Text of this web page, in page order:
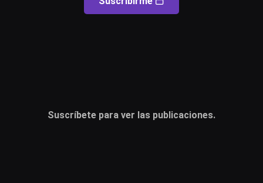
Suscríbete para ver las publicaciones.